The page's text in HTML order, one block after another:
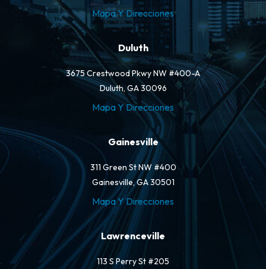
Mapa Y Direcciones
Duluth
3675 Crestwood Pkwy NW #400-A
Duluth, GA 30096
Mapa Y Direcciones
Gainesville
311 Green St NW #400
Gainesville, GA 30501
Mapa Y Direcciones
Lawrenceville
113 S Perry St #205